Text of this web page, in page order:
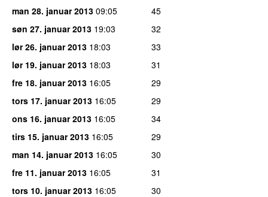
man 28. januar 2013 09:05
45
søn 27. januar 2013 19:03
32
lør 26. januar 2013 18:03
33
lør 19. januar 2013 18:03
31
fre 18. januar 2013 16:05
29
tors 17. januar 2013 16:05
29
ons 16. januar 2013 16:05
34
tirs 15. januar 2013 16:05
29
man 14. januar 2013 16:05
30
fre 11. januar 2013 16:05
31
tors 10. januar 2013 16:05
30